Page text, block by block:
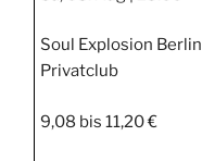
Soul Explosion Berlin
Privatclub
9,08 bis 11,20 €